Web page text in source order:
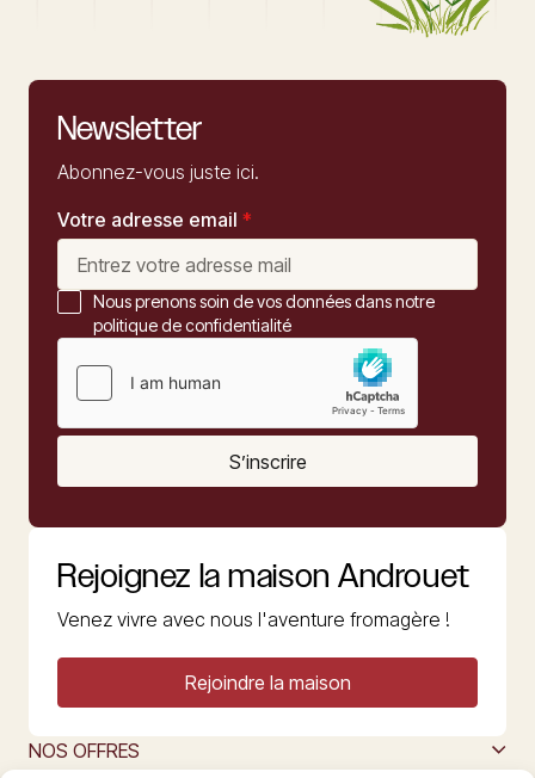
Newsletter
Abonnez-vous juste ici.
Votre adresse email *
Nous prenons soin de vos données dans notre
politique de confidentialité
S’inscrire
Rejoignez la maison Androuet
Venez vivre avec nous l'aventure fromagère !
Rejoindre la maison
NOS OFFRES